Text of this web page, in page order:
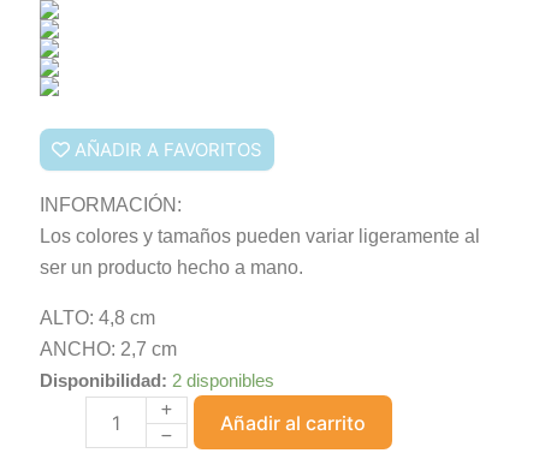
AÑADIR A FAVORITOS
INFORMACIÓN:
Los colores y tamaños pueden variar ligeramente al
ser un producto hecho a mano.
ALTO: 4,8 cm
ANCHO: 2,7 cm
Disponibilidad: 2 disponibles
Crepúsculo
cantidad
Añadir al carrito